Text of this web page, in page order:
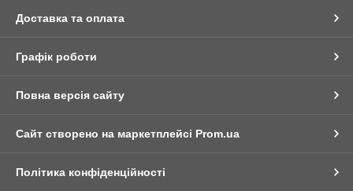
Доставка та оплата
Графік роботи
Повна версія сайту
Сайт створено на маркетплейсі Prom.ua
Політика конфіденційності